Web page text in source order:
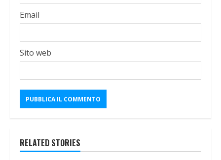
Email
Sito web
RELATED STORIES